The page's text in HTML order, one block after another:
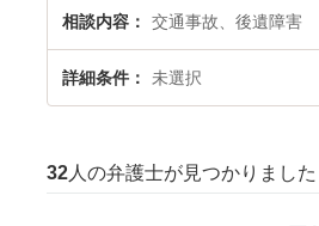
相談内容 交通事故、後遺障害
詳細条件 未選択
32 人の弁護士が見つかりました